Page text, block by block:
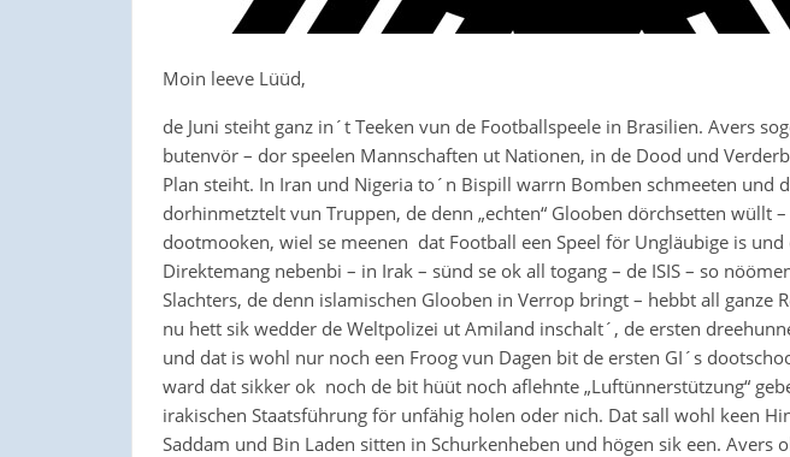
Moin leeve Lüüd,
de Juni steiht ganz in´t Teeken vun de Footballspeele in Brasilien. Avers
butenvör – dor speelen Mannschaften ut Nationen, in de Dood und
Plan steiht. In Iran und Nigeria to´n Bispill warrn Bomben schmeeten und
dorhinmetztelt vun Truppen, de denn „echten“ Glooben dörchsetten wüllt
dootmooken, wiel se meenen dat Football een Speel för Ungläubige is
Direktemang nebenbi – in Irak – sünd se ok all togang – de ISIS – so
Slachters, de denn islamischen Glooben in Verrop bringt – hebbt all ganze
nu hett sik wedder de Weltpolizei ut Amiland inschalt´, de ersten
und dat is wohl nur noch een Froog vun Dagen bit de ersten GI´s
ward dat sikker ok noch de bit hüüt noch aflehnte „Luftünnerstützung“
irakischen Staatsführung för unfähig holen oder nich. Dat sall wohl keen
Saddam und Bin Laden sitten in Schurkenheben und högen sik een. Avers